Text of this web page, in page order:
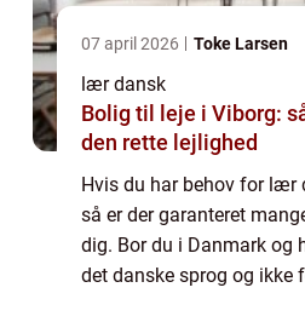
07 april 2026 Toke Larsen
lær dansk
Bolig til leje i Viborg:
den rette lejlighed
Hvis du har behov for lær
så er der garanteret
dig. Bor du i Danmark og
det danske sprog og ikke